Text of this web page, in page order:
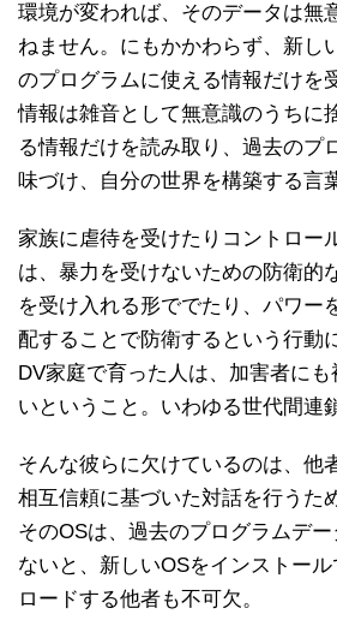
環境が変われば、そのデータは無
ねません。にもかかわらず、新し
のプログラムに使える情報だけを
情報は雑音として無意識のうちに
る情報だけを読み取り、過去のプ
味づけ、自分の世界を構築する言
家族に虐待を受けたりコントロー
は、暴力を受けないための防衛的
を受け入れる形ででたり、パワー
配することで防衛するという行動
DV家庭で育った人は、加害者に
いということ。いわゆる世代間連
そんな彼らに欠けているのは、他
相互信頼に基づいた対話を行うた
そのOSは、過去のプログラムデ
ないと、新しいOSをインストー
ロードする他者も不可欠。